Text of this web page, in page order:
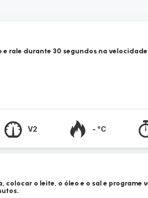
e rale durante 30 segundos na velocidade
V2 - °C
colocar o leite, o óleo e o sal e programe